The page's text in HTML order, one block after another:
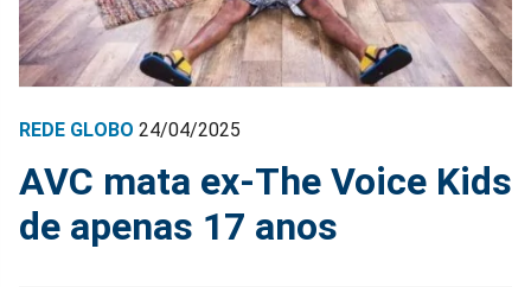
REDE GLOBO 24/04/2025
AVC mata ex-The Voice Kids
de apenas 17 anos